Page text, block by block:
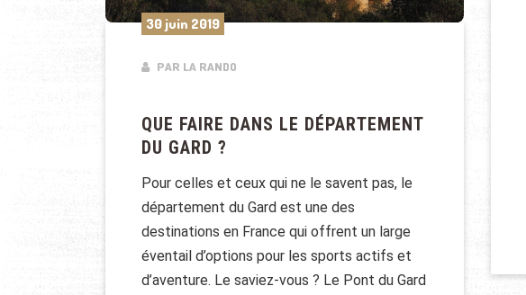
30 juin 2019
PAR LA RANDO
QUE FAIRE DANS LE DÉPARTEMENT
DU GARD ?
Pour celles et ceux qui ne le savent pas, le
département du Gard est une des
destinations en France qui offrent un large
éventail d’options pour les sports actifs et
d’aventure. Le saviez-vous ? Le Pont du Gard